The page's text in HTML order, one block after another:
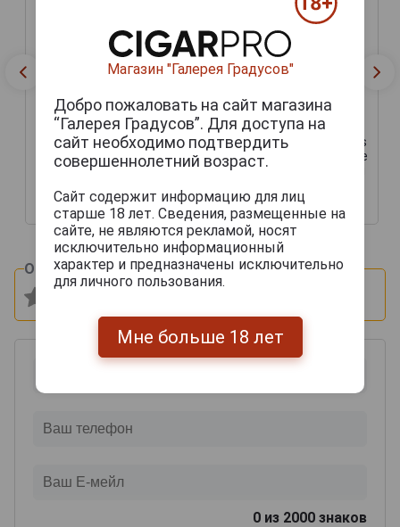
Baron de Sigognac 10 ans
d age Арманьяк Барон де
Сигоньяк 10 Ан дАж 0.7л
6 580 руб.
Baron de Sigognac 10 ans
d age Арманьяк Барон де
Сигоньяк 10 Ан дАж 0.7л
5 364 руб.
Оцените и напишите отзыв:
0 из 2000 знаков
Магазин "Галерея Градусов"
Добро пожаловать на сайт магазина
“Галерея Градусов”. Для доступа на
сайт необходимо подтвердить
совершеннолетний возраст.
Сайт содержит информацию для лиц
старше 18 лет. Сведения, размещенные на
сайте, не являются рекламой, носят
исключительно информационный
характер и предназначены исключительно
для личного пользования.
Мне больше 18 лет